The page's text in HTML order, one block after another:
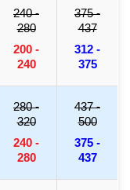
240 -
280
200 -
240
375 -
437
312 -
375
280 -
320
240 -
280
437 -
500
375 -
437